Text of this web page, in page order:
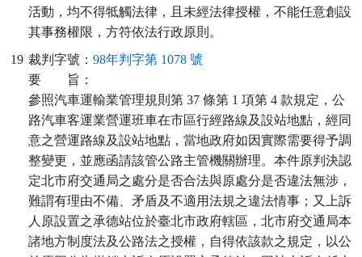
活動，均不得牴觸法律，且未經法律授權，不能任意創設
其事務權限，方符依法行政原則。
19 裁判字號： 98年判字第 1078 號
要
旨：
參照汽車運輸業管理規則第 37 條第 1 項第 4 款規定，公
路汽車客運業營運班車在市區行經路線及設站地點，經同
意之營運路線及設站地點，當地政府如因實際需要得予調
整變更，並應函請該管公路主管機關辦理。本件原判決認
定北市府交通局之處分是否合法與原處分是否違法無涉，
難謂有理由不備、矛盾及不適用法規之違法情事；又上訴
人原設置之承德站位於臺北市政府轄區，北市府交通局本
諸地方制度法及公路法之授權，自得依該款之規定，以公